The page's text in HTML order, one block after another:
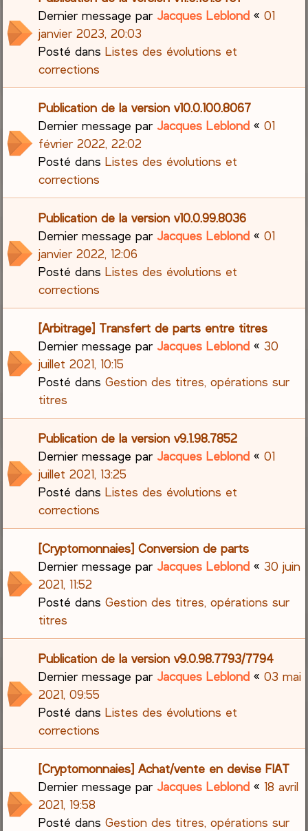
Dernier message parJacques Leblond «01
janvier 2023, 20:03
Posté dansListes des évolutions et
corrections
Publication de la version v10.0.100.8067
Dernier message parJacques Leblond «01
février 2022, 22:02
Posté dansListes des évolutions et
corrections
Publication de la version v10.0.99.8036
Dernier message parJacques Leblond «01
janvier 2022, 12:06
Posté dansListes des évolutions et
corrections
[Arbitrage] Transfert de parts entre titres
Dernier message parJacques Leblond «30
juillet 2021, 10:15
Posté dansGestion des titres, opérations sur
titres
Publication de la version v9.1.98.7852
Dernier message parJacques Leblond «01
juillet 2021, 13:25
Posté dansListes des évolutions et
corrections
[Cryptomonnaies] Conversion de parts
Dernier message parJacques Leblond «30 juin
2021, 11:52
Posté dansGestion des titres, opérations sur
titres
Publication de la version v9.0.98.7793/7794
Dernier message parJacques Leblond «03 mai
2021, 09:55
Posté dansListes des évolutions et
corrections
[Cryptomonnaies] Achat/vente en devise FIAT
Dernier message parJacques Leblond « 18 avril
2021, 19:58
Posté dansGestion des titres, opérations sur